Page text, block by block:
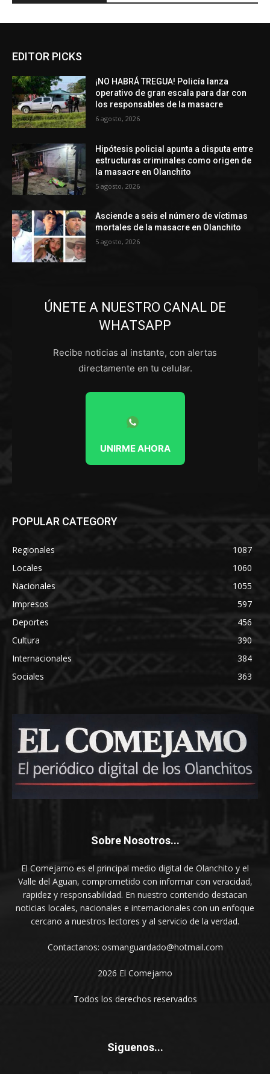
EDITOR PICKS
¡NO HABRÁ TREGUA! Policía lanza
operativo de gran escala para dar con
los responsables de la masacre
6 agosto, 2026
Hipótesis policial apunta a disputa entre
estructuras criminales como origen de
la masacre en Olanchito
5 agosto, 2026
Asciende a seis el número de víctimas
mortales de la masacre en Olanchito
5 agosto, 2026
ÚNETE A NUESTRO CANAL DE
WHATSAPP
Recibe noticias al instante, con alertas
directamente en tu celular.
UNIRME AHORA
POPULAR CATEGORY
Regionales
1087
Locales
1060
Nacionales
1055
Impresos
597
Deportes
456
Cultura
390
Internacionales
384
Sociales
363
Sobre Nosotros...
El Comejamo es el principal medio digital de Olanchito y el
Valle del Aguan, comprometido con informar con veracidad,
rapidez y responsabilidad. En nuestro contenido destacan
noticias locales, nacionales e internacionales con un enfoque
cercano a nuestros lectores y al servicio de la verdad.
Contactanos: osmanguardado@hotmail.com
2026 El Comejamo
Todos los derechos reservados
Siguenos...